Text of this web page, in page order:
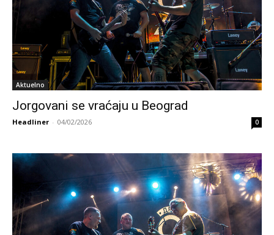
Aktuelno
Jorgovani se vraćaju u Beograd
Headliner - 04/02/2026 0